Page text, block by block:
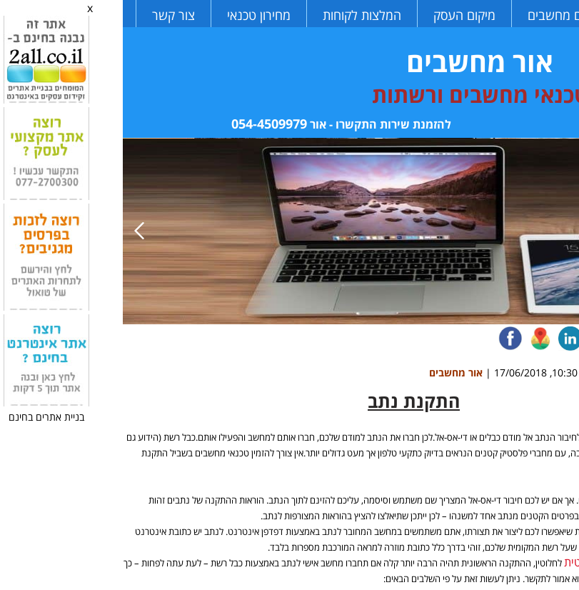
x
בניית אתרים בחינם
מחשבים מיקום העסק המלצות לקוחות מחירון טכנאי צור קשר
אור מחשבים
מחשבים ורשתות
להזמנת שירות התקשרו - אור054-4509979
אור מחשבים
התקנת נתב
הנתב אל מודם כבלים או די-אס-אל.לכן חברו את הנתב למודם שלכם, חברו אותם למחשב והפעילו אותם.כבל רשת (הידוע גם
טלפון עבה, עם מחברי פלסטיק קטנים הנראים בדיוק כתקעי טלפון אך מעט גדולים יותר.אין צורך להזמין טכנאי מחשבים בשביל התקנת
אך אם יש לכם חיבור די-אס-אל המצריך שם משתמש וסיסמה, עליכם להזינם לתוך הנתב. הוראות ההתקנה של נתבים זהות
הקטנים מנתב אחד למשנהו – לכן ייתכן שתיאלצו להציץ בהוראות המצורפות לנתב.
שיאפשרו לכם ליצור את תצורתו, אתם משתמשים במחשב המחובר לנתב באמצעות דפדפן אינטרנט. לנתב יש כתובת אינטרנט
רשת המקומית שלכם, זוהי בדרך כלל כתובת מוזרה למראה המורכבת מספרות בלבד.
לחלוטין, ההתקנה הראשונית תהיה הרבה יותר קלה אם תחברו מחשב אישי לנתב באמצעות כבל רשת – לעת עתה לפחות – כך
אמור לתקשר. ניתן לעשות זאת על פי השלבים הבאים: